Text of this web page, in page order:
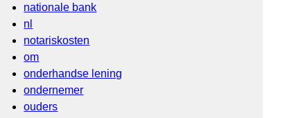
nationale bank
nl
notariskosten
om
onderhandse lening
ondernemer
ouders